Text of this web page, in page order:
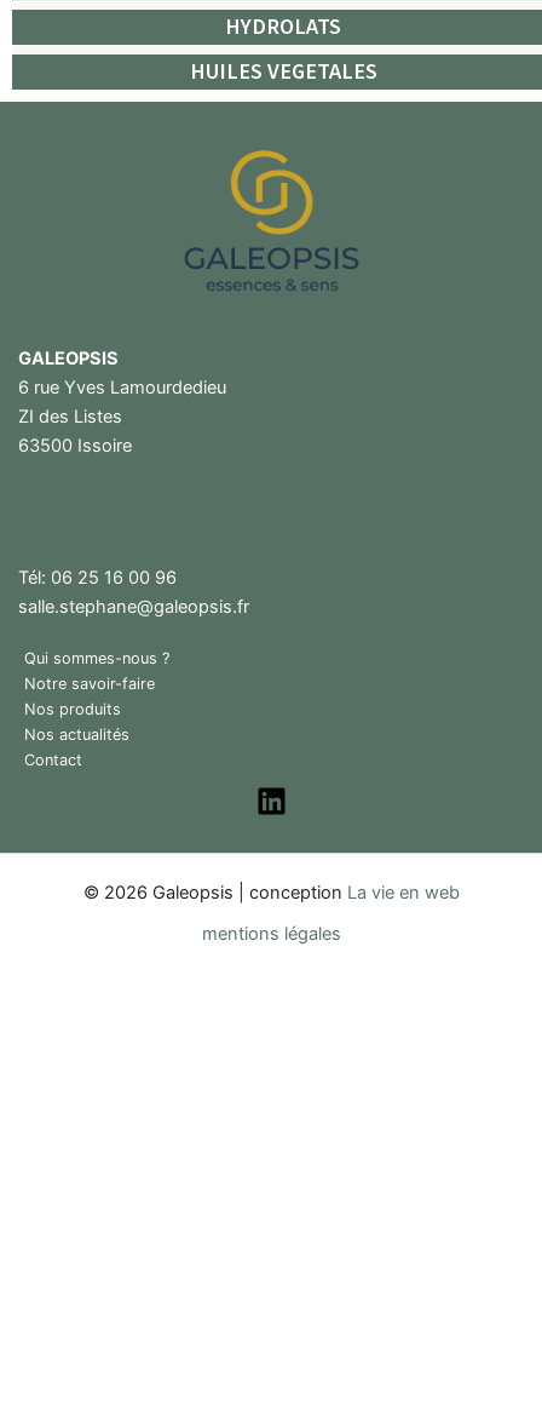
HYDROLATS
HUILES VEGETALES
GALEOPSIS
6 rue Yves Lamourdedieu
ZI des Listes
63500 Issoire
Tél: 06 25 16 00 96
salle.stephane@galeopsis.fr
Qui sommes-nous ?
Notre savoir-faire
Nos produits
Nos actualités
Contact
© 2026 Galeopsis | conception La vie en web
mentions légales